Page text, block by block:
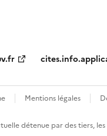
Mentions légales
détenue par des tiers,